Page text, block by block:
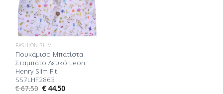
FASHION SLIM
Πουκάμισο Μπατίστα
Σταμπάτο Λευκό Leon
Henry Slim Fit
SS7LHF2863
€67.50 €44.50